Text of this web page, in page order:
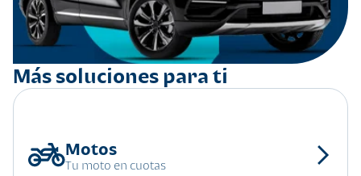
Más soluciones para ti
Tu moto en cuotas